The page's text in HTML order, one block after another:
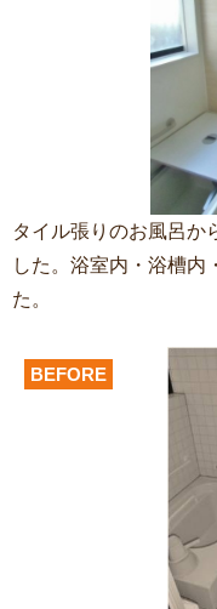
タイル張りのお風呂か
した。浴室内・浴槽内
た。
BEFORE